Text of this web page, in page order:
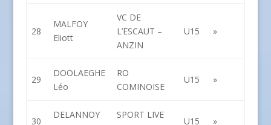
28
MALFOY
Eliott
VC DE
L’ESCAUT –
ANZIN
U15 »
29
DOOLAEGHE
Léo
RO
COMINOISE
U15 »
30
DELANNOY
SPORT LIVE
U15 »